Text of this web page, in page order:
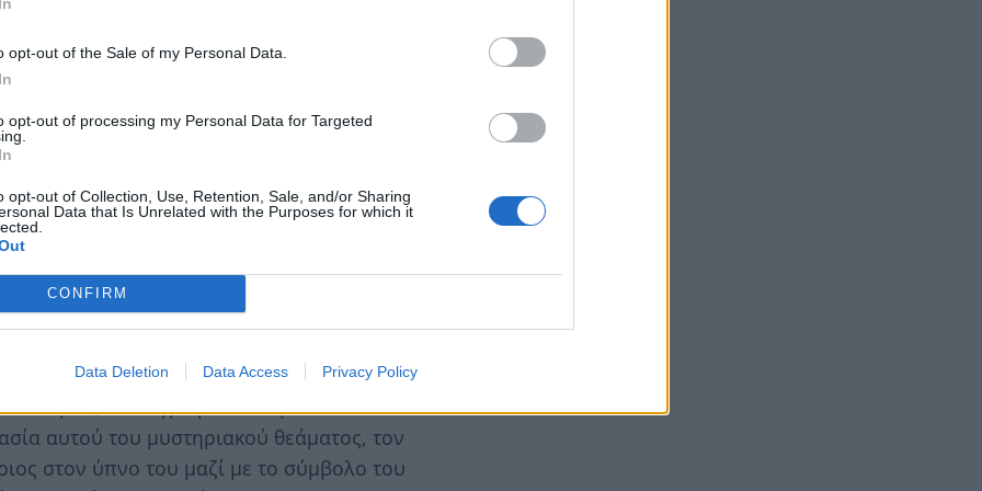
opt-out of the Sale of my Personal Data.
opt-out of processing my Personal Data for Targeted
opt-out of Collection, Use, Retention, Sale, and/or Sharing
Data that Is Unrelated with the Purposes for which it
CONFIRM
Data Deletion Data Access Privacy Policy
ο οποίος πλεονεκτούσε
και ο στρατός του Κωνσταντίνου
είχε κάθε λόγο να αισθάνεται
εκτός από την επίκληση της δυνάμεως
βοήθεια, αλλά καθώς διηγείται ο
να απευθυνθεί. Τότε έφερε νοερά στη
την αυτοκρατορία. Όλοι τους,
θεούς και όλοι τους είχαν τραγικό
Θεό, υψώνοντας το δεξί του χέρι και
διαγράφεται στον ουρανό
ώρες του ηλίου, κατά το δειλινό
Σταυρού, που έγραφε «τούτῳ νίκα». Και
αυτού του μυστηριακού θεάματος, τον
στον ύπνο του μαζί με το σύμβολο του